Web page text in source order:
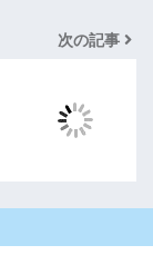
次の記事